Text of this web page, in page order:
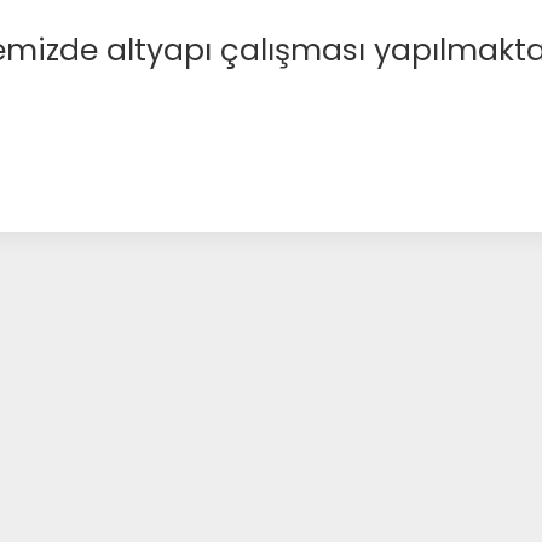
altyapı çalışması